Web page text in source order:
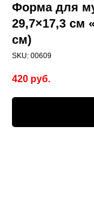
Форма для
29,7×17,3 см
см)
SKU: 00609
420 руб.